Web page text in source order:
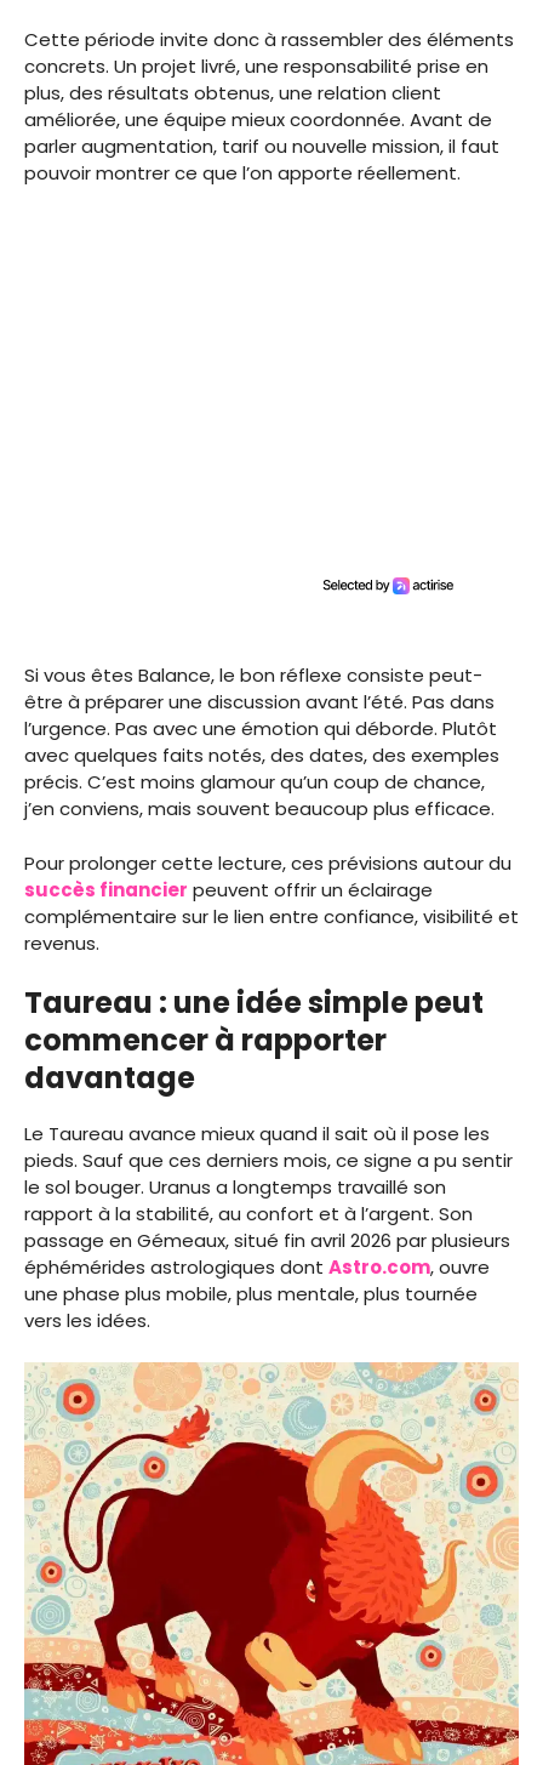
Cette période invite donc à rassembler des éléments
concrets. Un projet livré, une responsabilité prise en
plus, des résultats obtenus, une relation client
améliorée, une équipe mieux coordonnée. Avant de
parler augmentation, tarif ou nouvelle mission, il faut
pouvoir montrer ce que l’on apporte réellement.
Si vous êtes Balance, le bon réflexe consiste peut-
être à préparer une discussion avant l’été. Pas dans
l’urgence. Pas avec une émotion qui déborde. Plutôt
avec quelques faits notés, des dates, des exemples
précis. C’est moins glamour qu’un coup de chance,
j’en conviens, mais souvent beaucoup plus efficace.
Pour prolonger cette lecture, ces prévisions autour du
succès financier peuvent offrir un éclairage
complémentaire sur le lien entre confiance, visibilité et
revenus.
Taureau : une idée simple peut
commencer à rapporter
davantage
Le Taureau avance mieux quand il sait où il pose les
pieds. Sauf que ces derniers mois, ce signe a pu sentir
le sol bouger. Uranus a longtemps travaillé son
rapport à la stabilité, au confort et à l’argent. Son
passage en Gémeaux, situé fin avril 2026 par plusieurs
éphémérides astrologiques dont Astro.com, ouvre
une phase plus mobile, plus mentale, plus tournée
vers les idées.